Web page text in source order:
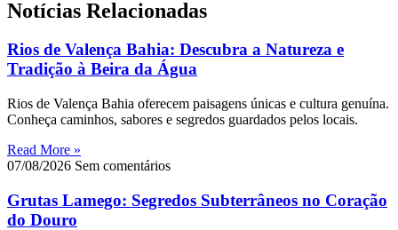
Notícias Relacionadas
Rios de Valença Bahia: Descubra a Natureza e
Tradição à Beira da Água
Rios de Valença Bahia oferecem paisagens únicas e cultura genuína.
Conheça caminhos, sabores e segredos guardados pelos locais.
Read More »
07/08/2026 Sem comentários
Grutas Lamego: Segredos Subterrâneos no Coração
do Douro